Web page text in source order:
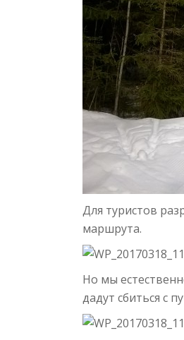
Для туристов
маршрута.
Но мы
дадут сбиться с